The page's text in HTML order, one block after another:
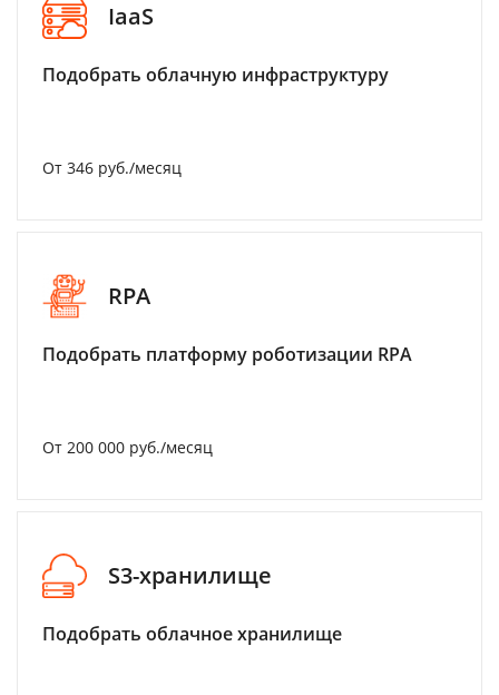
IaaS
Подобрать облачную инфраструктуру
От 346 руб./месяц
RPA
Подобрать платформу роботизации RPA
От 200 000 руб./месяц
S3-хранилище
Подобрать облачное хранилище